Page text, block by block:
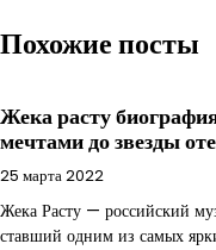
Похожие посты
Жека расту
мечтами до звезды
25 марта 2022
Жека Расту — российский
ставший одним из самых